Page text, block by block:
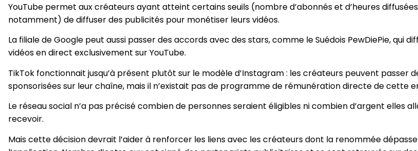
YouTube permet aux créateurs ayant atteint certains seuils (nombre d’abonnés et d’heures
notamment) de diffuser des publicités pour monétiser leurs vidéos.
La filiale de Google peut aussi passer des accords avec des stars, comme le Suédois PewDiePie, qui
vidéos en direct exclusivement sur YouTube.
TikTok fonctionnait jusqu’à présent plutôt sur le modèle d’Instagram : les créateurs peuvent passer
sponsorisées sur leur chaîne, mais il n’existait pas de programme de rémunération directe de cette
Le réseau social n’a pas précisé combien de personnes seraient éligibles ni combien d’argent elles
recevoir.
Mais cette décision devrait l’aider à renforcer les liens avec les créateurs dont la renommée